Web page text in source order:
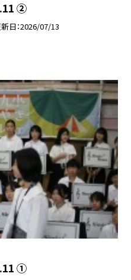
②
日 2026/07/13
①